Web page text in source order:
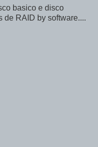
basico e disco
RAID by software....